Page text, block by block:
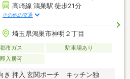
高崎線 鴻巣駅 徒歩21分
その他の交通
埼玉県鴻巣市神明２丁目
都市ガス
駐車場あり
即入居可
き 押入 玄関ポーチ キッチン独